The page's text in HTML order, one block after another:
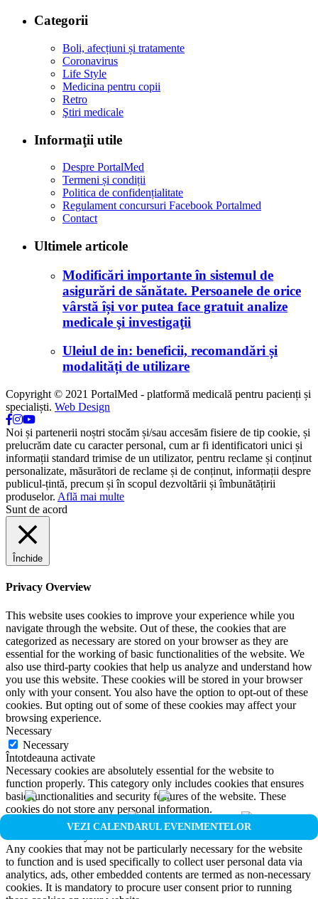
VEZI CALENDARUL EVENIMENTELOR
Categorii
Boli, afecțiuni și tratamente
Coronavirus
Life Style
Medicina pentru copii
Retro
Ştiri medicale
Informaţii utile
Despre PortalMed
Termeni și condiții
Politica de confidențialitate
Regulament concursuri Facebook Portalmed
Contact
Ultimele articole
Modificări importante în sistemul de
asigurări de sănătate. Persoanele de orice
vârstă își vor putea face gratuit analize
medicale şi investigaţii
Uleiul de in: beneficii, recomandări și
modalități de utilizare
Copyright © 2021 PortalMed - platformă medicală pentru pacienți și
specialiști. Web Design
Noi și partenerii noștri stocăm și/sau accesăm fisiere de tip cookie, și
prelucrăm date cu caracter personal, cum ar fi identificatori unici și
informații standard trimise de un utilizator, pentru reclame și conținut
personalizate, măsurători de reclame și de conținut, informații despre
publicul-țintă, precum și în scopul dezvoltării și îmbunătățirii
produselor. Află mai multe
Sunt de acord
Închide
Privacy Overview
This website uses cookies to improve your experience while you
navigate through the website. Out of these, the cookies that are
categorized as necessary are stored on your browser as they are
essential for the working of basic functionalities of the website. We
also use third-party cookies that help us analyze and understand how
you use this website. These cookies will be stored in your browser
only with your consent. You also have the option to opt-out of these
cookies. But opting out of some of these cookies may affect your
browsing experience.
Necessary
Necessary
Întotdeauna activate
Necessary cookies are absolutely essential for the website to
function properly. This category only includes cookies that ensures
basic functionalities and security features of the website. These
cookies do not store any personal information.
Non-necessary
Any cookies that may not be particularly necessary for the website
to function and is used specifically to collect user personal data via
analytics, ads, other embedded contents are termed as non-necessary
cookies. It is mandatory to procure user consent prior to running